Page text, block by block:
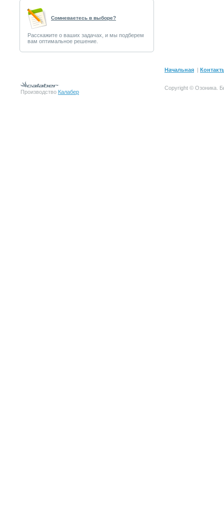
Cомневаетесь в выборе?
Расскажите о ваших задачах, и мы подберем
вам оптимальное решение.
Начальная |
Производство Калабер
Copyright © Озоника.